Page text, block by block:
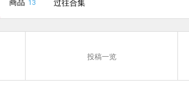
商品 13 过往合集
投稿一览